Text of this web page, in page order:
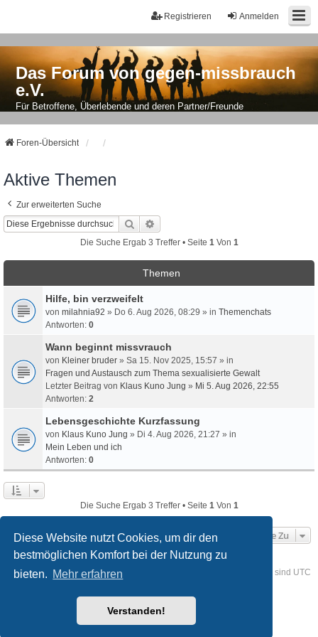
Diese Website nutzt Cookies, um dir den
bestmöglichen Komfort bei der Nutzung zu
bieten. Mehr erfahren
Verstanden!
Anmelden
Registrieren
Das Forum von gegen-missbrauch
e.V.
Für Betroffene, Überlebende und deren Partner/Freunde
Foren-Übersicht
Aktive Themen
Zur erweiterten Suche
Suche
Die Suche Ergab 3 Treffer • Seite 1 Von 1
Themen
Hilfe, bin verzweifelt
von milahnia92 » Do 6. Aug 2026, 08:29 » in Themenchats
Antworten: 0
Wann beginnt missvrauch
von Kleiner bruder » Sa 15. Nov 2025, 15:57 » in
Fragen und Austausch zum Thema sexualisierte Gewalt
Letzter Beitrag von Klaus Kuno Jung » Mi 5. Aug 2026, 22:55
Antworten: 2
Lebensgeschichte Kurzfassung
von Klaus Kuno Jung » Di 4. Aug 2026, 21:27 » in
Mein Leben und ich
Antworten: 0
Die Suche Ergab 3 Treffer • Seite 1 Von 1
Gehe Zu
Foren-Übersicht Kontakt Alle Zeiten sind UTC
® Forum Software © phpBB Limited
phpBB.de
created by INVENTEA & v12mike